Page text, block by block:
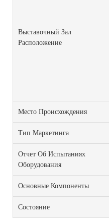
Выставочный Зал
Расположение
Место Происхождения
Тип Маркетинга
Отчет Об Испытаниях
Оборудования
Основные Компоненты
Состояние